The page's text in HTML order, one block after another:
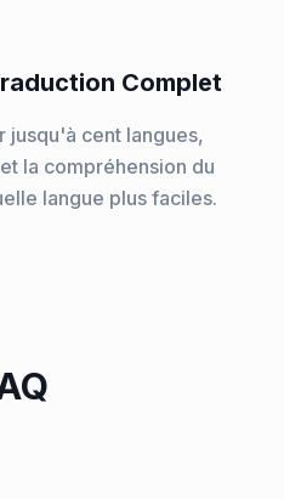
Complet
jusqu'à cent langues,
la compréhension du
langue plus faciles.